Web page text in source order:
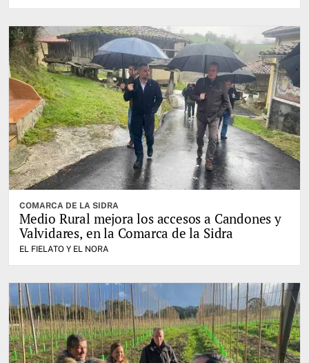
COMARCA DE LA SIDRA
Medio Rural mejora los accesos a Candones y
Valvidares, en la Comarca de la Sidra
EL FIELATO Y EL NORA